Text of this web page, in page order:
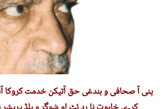
پنی آ صحافی و بندغی حق آتیکن خدمت کروکا